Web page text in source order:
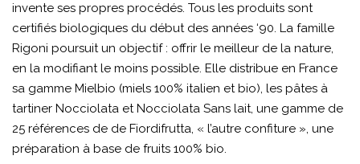
invente ses propres procédés. Tous les produits sont
certifiés biologiques du début des années ‘90. La famille
Rigoni poursuit un objectif : offrir le meilleur de la nature,
en la modifiant le moins possible. Elle distribue en France
sa gamme Mielbio (miels 100% italien et bio), les pâtes à
tartiner Nocciolata et Nocciolata Sans lait, une gamme de
25 références de de Fiordifrutta, « l’autre confiture », une
préparation à base de fruits 100% bio.